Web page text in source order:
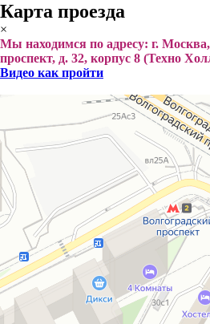
Карта проезда
×
Мы находимся по адресу: г.
проспект, д. 32, корпус 8 (Техно
Видео как пройти